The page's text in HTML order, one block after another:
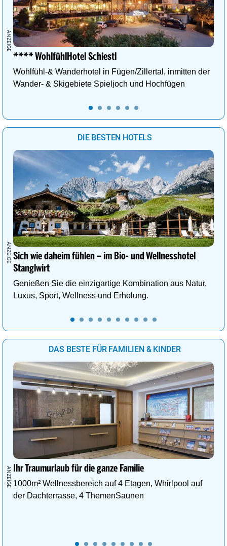
**** WohlfühlHotel Schiestl
Wohlfühl-& Wanderhotel in Fügen/Zillertal, inmitten der
Wander- & Skigebiete Spieljoch und Hochfügen
DIE BESTEN HOTELS
Sich wie daheim fühlen – im Bio- und Wellnesshotel
Stanglwirt
Genießen Sie die einzigartige Kombination aus Natur,
Luxus, Sport, Wellness und Erholung.
DAS BESTE FÜR FAMILIEN & KINDER
Ihr Traumurlaub für die ganze Familie
1000m² Wellnessbereich auf 4 Etagen, Whirlpool auf
der Dachterrasse, 4 ThemenSaunen